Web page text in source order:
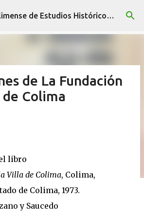
contenido principal Sociedad Colimense de Estudios Históricos A. C.
de La Fundación
Colima
libro
Villa de Colima, Colima,
de Colima, 1973.
y Saucedo